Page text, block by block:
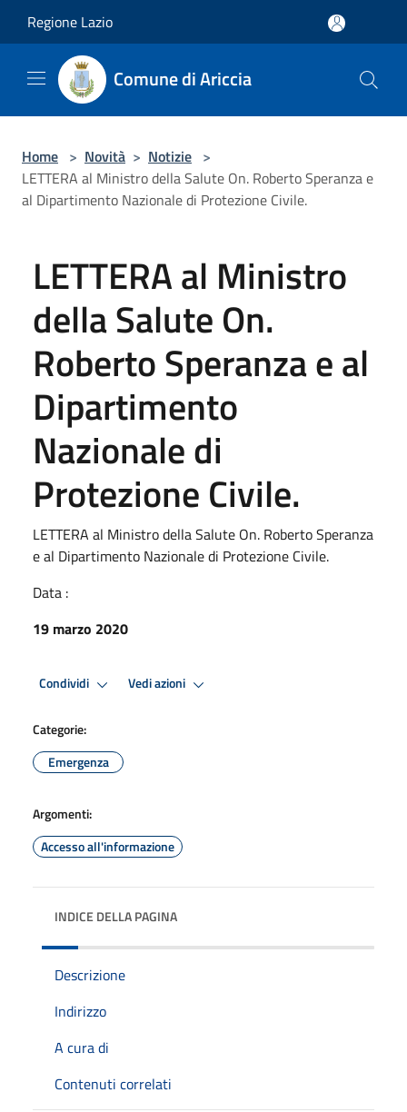
Regione Lazio
Comune di Ariccia
Home > Novità > Notizie >
LETTERA al Ministro della Salute On. Roberto Speranza e
al Dipartimento Nazionale di Protezione Civile.
LETTERA al Ministro
della Salute On.
Roberto Speranza e al
Dipartimento
Nazionale di
Protezione Civile.
LETTERA al Ministro della Salute On. Roberto Speranza
e al Dipartimento Nazionale di Protezione Civile.
Data :
19 marzo 2020
Condividi Vedi azioni
Categorie:
Emergenza
Argomenti:
Accesso all'informazione
INDICE DELLA PAGINA
Descrizione
Indirizzo
A cura di
Contenuti correlati